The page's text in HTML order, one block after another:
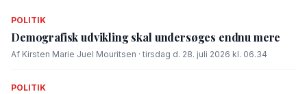
POLITIK
Demografisk udvikling skal undersøges endnu mere
Af Kirsten Marie Juel Mouritsen · tirsdag d. 28. juli 2026 kl. 06.34
POLITIK